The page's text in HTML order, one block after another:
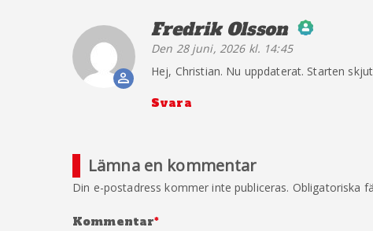
Fredrik Olsson säger:
The Real Person
Anti-Spam by
Den 28 juni, 2026 kl. 14:45
Hej, Christian. Nu uppdaterat. Starten
Svara
Lämna en kommentar
Din e-postadress kommer inte publiceras. Obligatoriska
Kommentar*